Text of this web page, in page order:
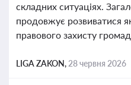
складних ситуаціях.
продовжує розвиватися
правового захисту
LIGA ZAKON, 28 червня 2026